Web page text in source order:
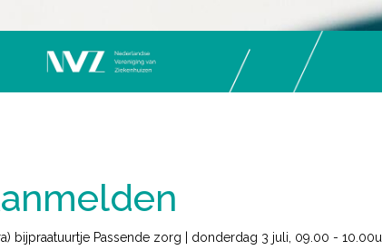
bijpraatuurtje Passende zorg | donderdag 3 juli, 09.00 - 10.00u